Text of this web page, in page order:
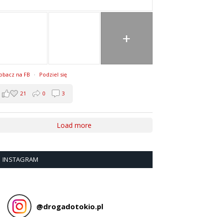
+
na FB · Podziel się
21 0 3
Load more
INSTAGRAM
@drogadotokio.pl